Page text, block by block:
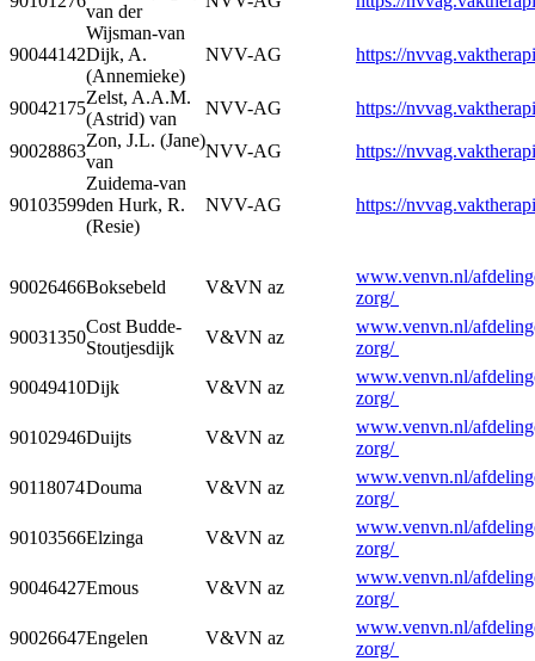
van der
90044142
Wijsman-van
Dijk, A.
(Annemieke)
NVV-AG https://
90042175
Zelst, A.A.M.
(Astrid) van
NVV-AG https://
90028863
Zon, J.L. (Jane)
van
NVV-AG https://
90103599
Zuidema-van
den Hurk, R.
(Resie)
NVV-AG https://
90026466Boksebeld V&VN az
www.venvn.nl/
zorg/
90031350
Cost Budde-
Stoutjesdijk
V&VN az
www.venvn.nl/
zorg/
90049410Dijk V&VN az
www.venvn.nl/
zorg/
90102946Duijts V&VN az
www.venvn.nl/
zorg/
90118074Douma V&VN az
www.venvn.nl/
zorg/
90103566Elzinga V&VN az
www.venvn.nl/
zorg/
90046427Emous V&VN az
www.venvn.nl/
zorg/
90026647Engelen V&VN az
www.venvn.nl/
zorg/